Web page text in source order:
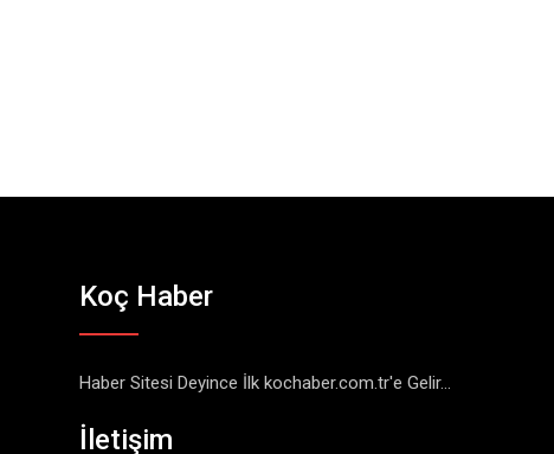
Koç Haber
Haber Sitesi Deyince İlk kochaber.com.tr'e Gelir...
İletişim